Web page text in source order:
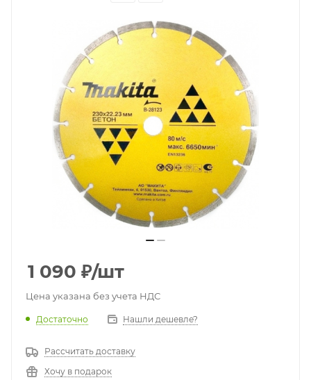
1 090 ₽/шт
Цена указана без учета НДС
Достаточно Нашли дешевле?
Рассчитать доставку
Хочу в подарок